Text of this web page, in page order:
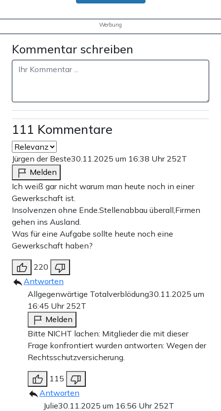
Werbung
Kommentar schreiben
111 Kommentare
Jürgen der Beste30.11.2025 um 16:38 Uhr 252T
Melden
Ich weiß gar nicht warum man heute noch in einer
Gewerkschaft ist.
Insolvenzen ohne Ende.Stellenabbau überall,Firmen
gehen ins Ausland.
Was für eine Aufgabe sollte heute noch eine
Gewerkschaft haben?
220
Antworten
Allgegenwärtige Totalverblödung30.11.2025 um
16:45 Uhr 252T
Melden
Bitte NICHT lachen: Mitglieder die mit dieser
Frage konfrontiert wurden antworten: Wegen der
Rechtsschutzversicherung.
115
Antworten
Julie30.11.2025 um 16:56 Uhr 252T